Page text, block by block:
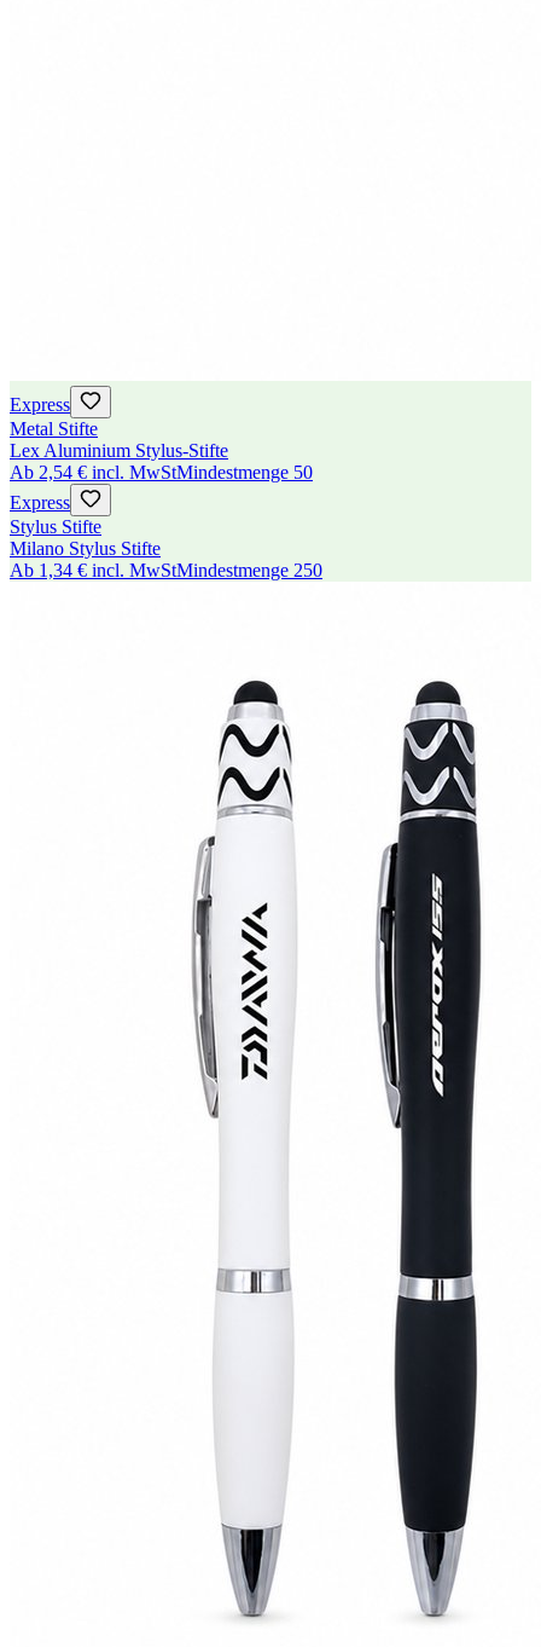
Express
Metal Stifte
Lex Aluminium Stylus-Stifte
Ab 2,54 € incl. MwStMindestmenge 50
Express
Stylus Stifte
Milano Stylus Stifte
Ab 1,34 € incl. MwStMindestmenge 250